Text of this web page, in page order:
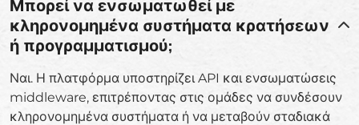
Μπορεί να ενσωματωθεί με
κληρονομημένα συστήματα κρατήσεων
ή προγραμματισμού;
Ναι. Η πλατφόρμα υποστηρίζει API και ενσωματώσεις
middleware, επιτρέποντας στις ομάδες να συνδέσουν
κληρονομημένα συστήματα ή να μεταβούν σταδιακά